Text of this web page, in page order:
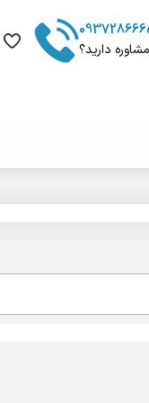
دارید؟